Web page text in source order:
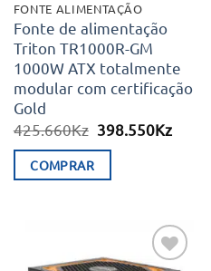
FONTE ALIMENTAÇÃO
Fonte de alimentação
Triton TR1000R-GM
1000W ATX totalmente
modular com certificação
Gold
425.660Kz O
era:
398.550KzO
COMPRAR